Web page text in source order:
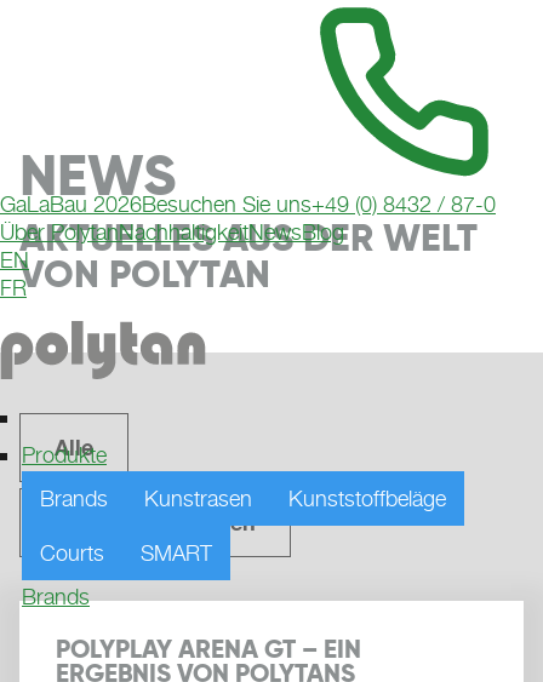
NEWS
AKTUELLES AUS DER WELT
VON POLYTAN
Alle
Pressemitteilungen
POLYPLAY ARENA GT – EIN
ERGEBNIS VON POLYTANS
GaLaBau 2026Besuchen Sie uns+49 (0) 8432 / 87-0
Über PolytanNachhaltigkeitNewsBlog
EN
FR
Produkte
Brands
Kunstrasen Kunststoffbeläge
Courts
SMART
Brands